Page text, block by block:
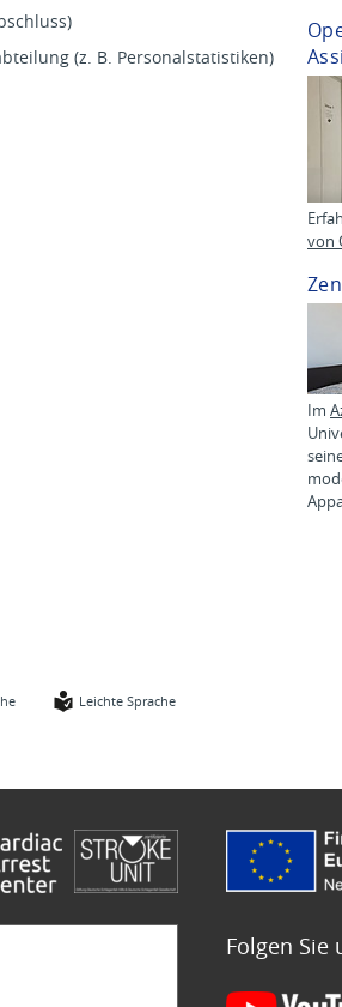
(z. B. Personalstatistiken)
von
Im
Leichte Sprache
Folgen Sie